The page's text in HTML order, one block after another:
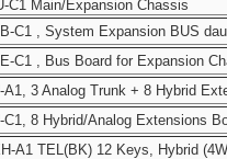
C1 Main/Expansion Chassis
C1 , System Expansion BUS
C1 , Bus Board for Expansion
A1, 3 Analog Trunk + 8 Hybrid
C1, 8 Hybrid/Analog Extensions
A1 TEL(BK) 12 Keys, Hybrid